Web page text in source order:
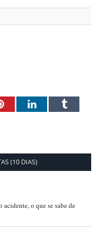
PinterestLinkedInTumblr
(10 DIAS)
acidente, o que se sabe de